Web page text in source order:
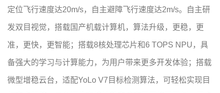
定位飞行速度达20m/s，自主避障飞行速度达2m/s。自主研
发双目视觉，搭载国产机载计算机，算法升级，更稳，更
准，更快，更智能；搭载8核处理芯片和6 TOPS NPU，具
备强大的学习与计算能力，为用户带来更多开发体验；搭载
微型增稳云台，适配YoLo V7目标检测算法，可轻松实现目